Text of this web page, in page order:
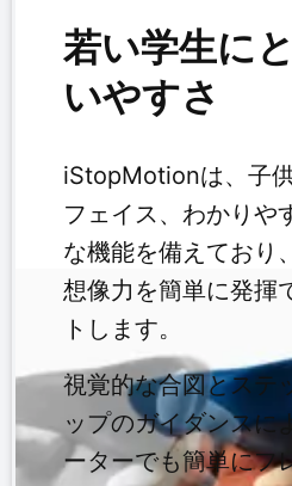
若い学生に
いやすさ
iStopMotionは、子
フェイス、わかりや
な機能を備えており
想像力を簡単に発揮
トします。
視覚的な合図とステ
ップのガイダンスに
ーターでも簡単にフ